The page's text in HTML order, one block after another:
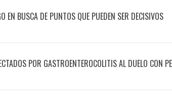
EN BUSCA DE PUNTOS QUE PUEDEN SER DECISIVOS
POR GASTROENTEROCOLITIS AL DUELO CON